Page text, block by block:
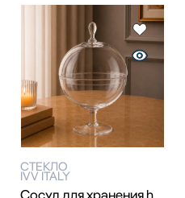
СТЕКЛО
IVV ITALY